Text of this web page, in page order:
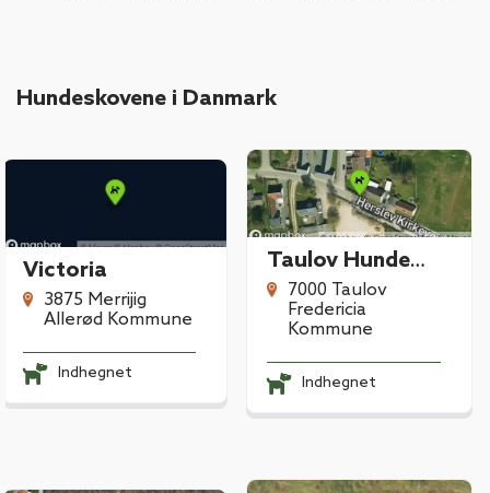
Hundeskovene i Danmark
Victoria
3875 Merrijig
Allerød Kommune
Indhegnet
Taulov Hundemark
7000 Taulov
Fredericia
Kommune
Indhegnet